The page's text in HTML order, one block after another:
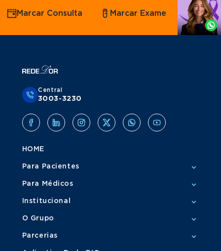
Agende
por
Whatsapp
Marcar Consulta Marcar Exame
Central
3003-3230
HOME
Para Pacientes
Para Médicos
Institucional
O Grupo
Parcerias